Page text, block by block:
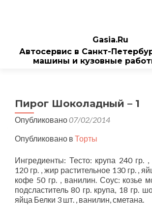
Gasia.Ru
Автосервис в Санкт-
машины и кузовные
Пирог Шоколадный – 1
Опубликовано07/02/2014
Опубликовано в Торты
Ингредиенты: Тесто: крупа 240 гр. ,
120 гр. , жир растительное 130 гр. ,
кофе 50 гр. , ванилин. Соус: козье
подсластитель 80 гр. крупа, 18 гр.
яйца Белки 3 шт. , ванилин, сметана.